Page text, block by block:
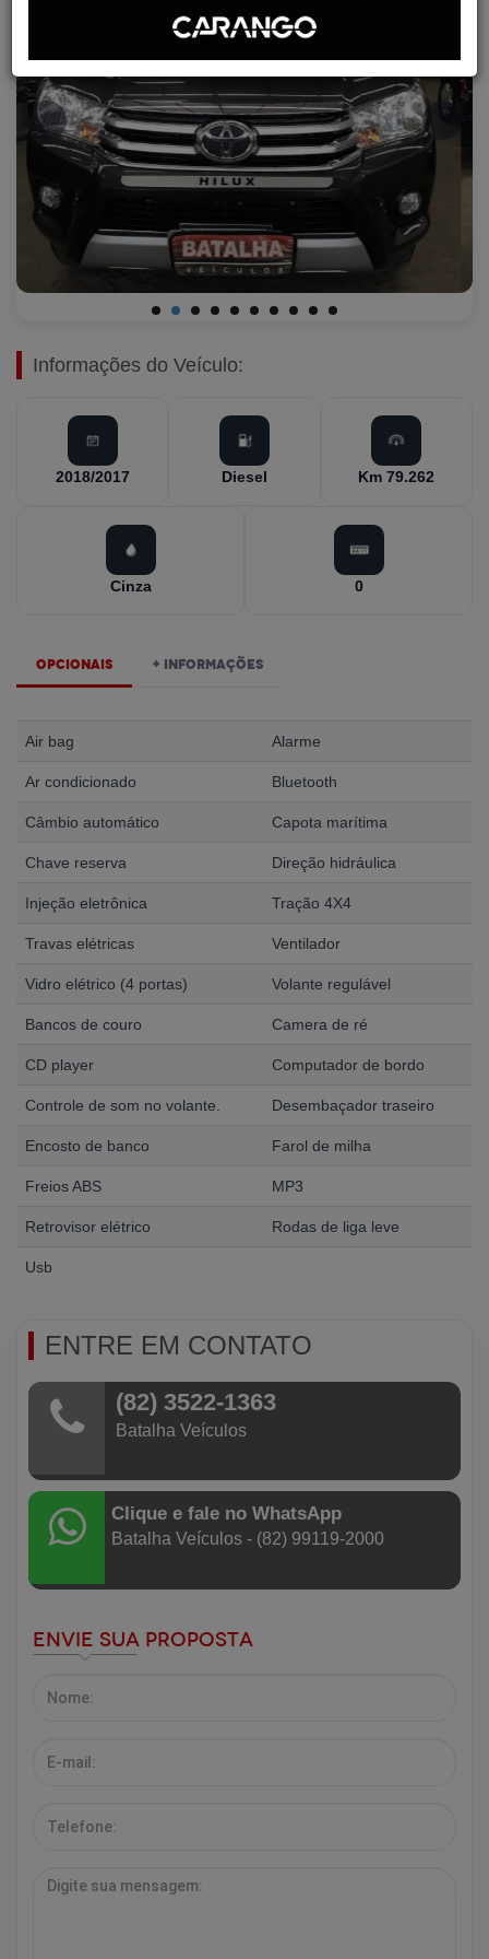
Informações do Veículo:
2018/2017 Diesel Km 79.262
Cinza 0
Opcionais + Informações
Air bag Alarme
Ar condicionado Bluetooth
Câmbio automático Capota marítima
Chave reserva Direção hidráulica
Injeção eletrônica Tração 4X4
Travas elétricas Ventilador
Vidro elétrico (4 portas) Volante regulável
Bancos de couro Camera de ré
CD player Computador de bordo
Controle de som no volante. Desembaçador traseiro
Encosto de banco Farol de milha
Freios ABS MP3
Retrovisor elétrico Rodas de liga leve
Usb
ENTRE EM CONTATO
(82) 3522-1363
Batalha Veículos
Clique e fale no WhatsApp
Batalha Veículos - (82) 99119-2000
Envie sua Proposta